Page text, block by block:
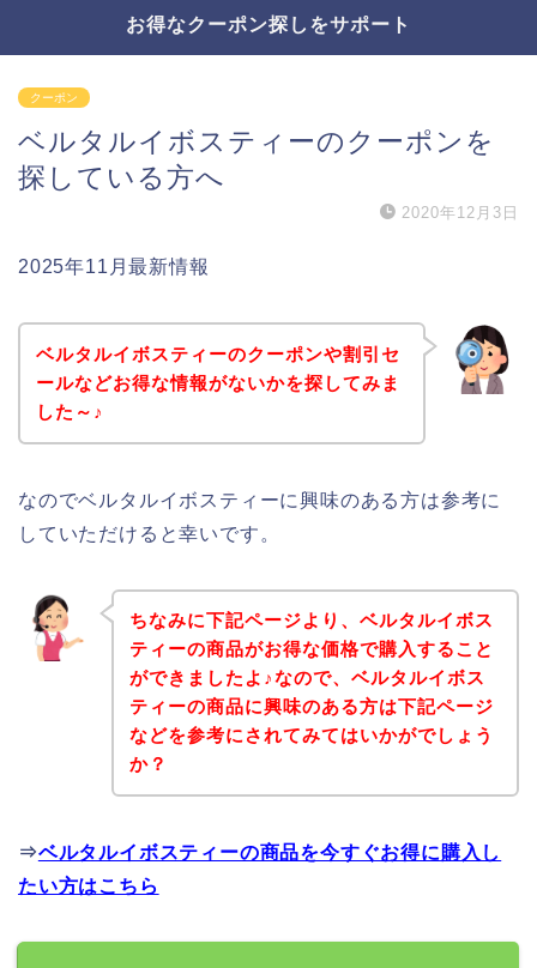
お得なクーポン探しをサポート
クーポン
ベルタルイボスティーのクーポンを
探している方へ
2020年12月3日
2025年11月最新情報
ベルタルイボスティーのクーポンや割引セ
ールなどお得な情報がないかを探してみま
した～♪
なのでベルタルイボスティーに興味のある方は参考に
していただけると幸いです。
ちなみに下記ページより、ベルタルイボス
ティーの商品がお得な価格で購入すること
ができましたよ♪なので、ベルタルイボス
ティーの商品に興味のある方は下記ページ
などを参考にされてみてはいかがでしょう
か？
⇒ベルタルイボスティーの商品を今すぐお得に購入し
たい方はこちら